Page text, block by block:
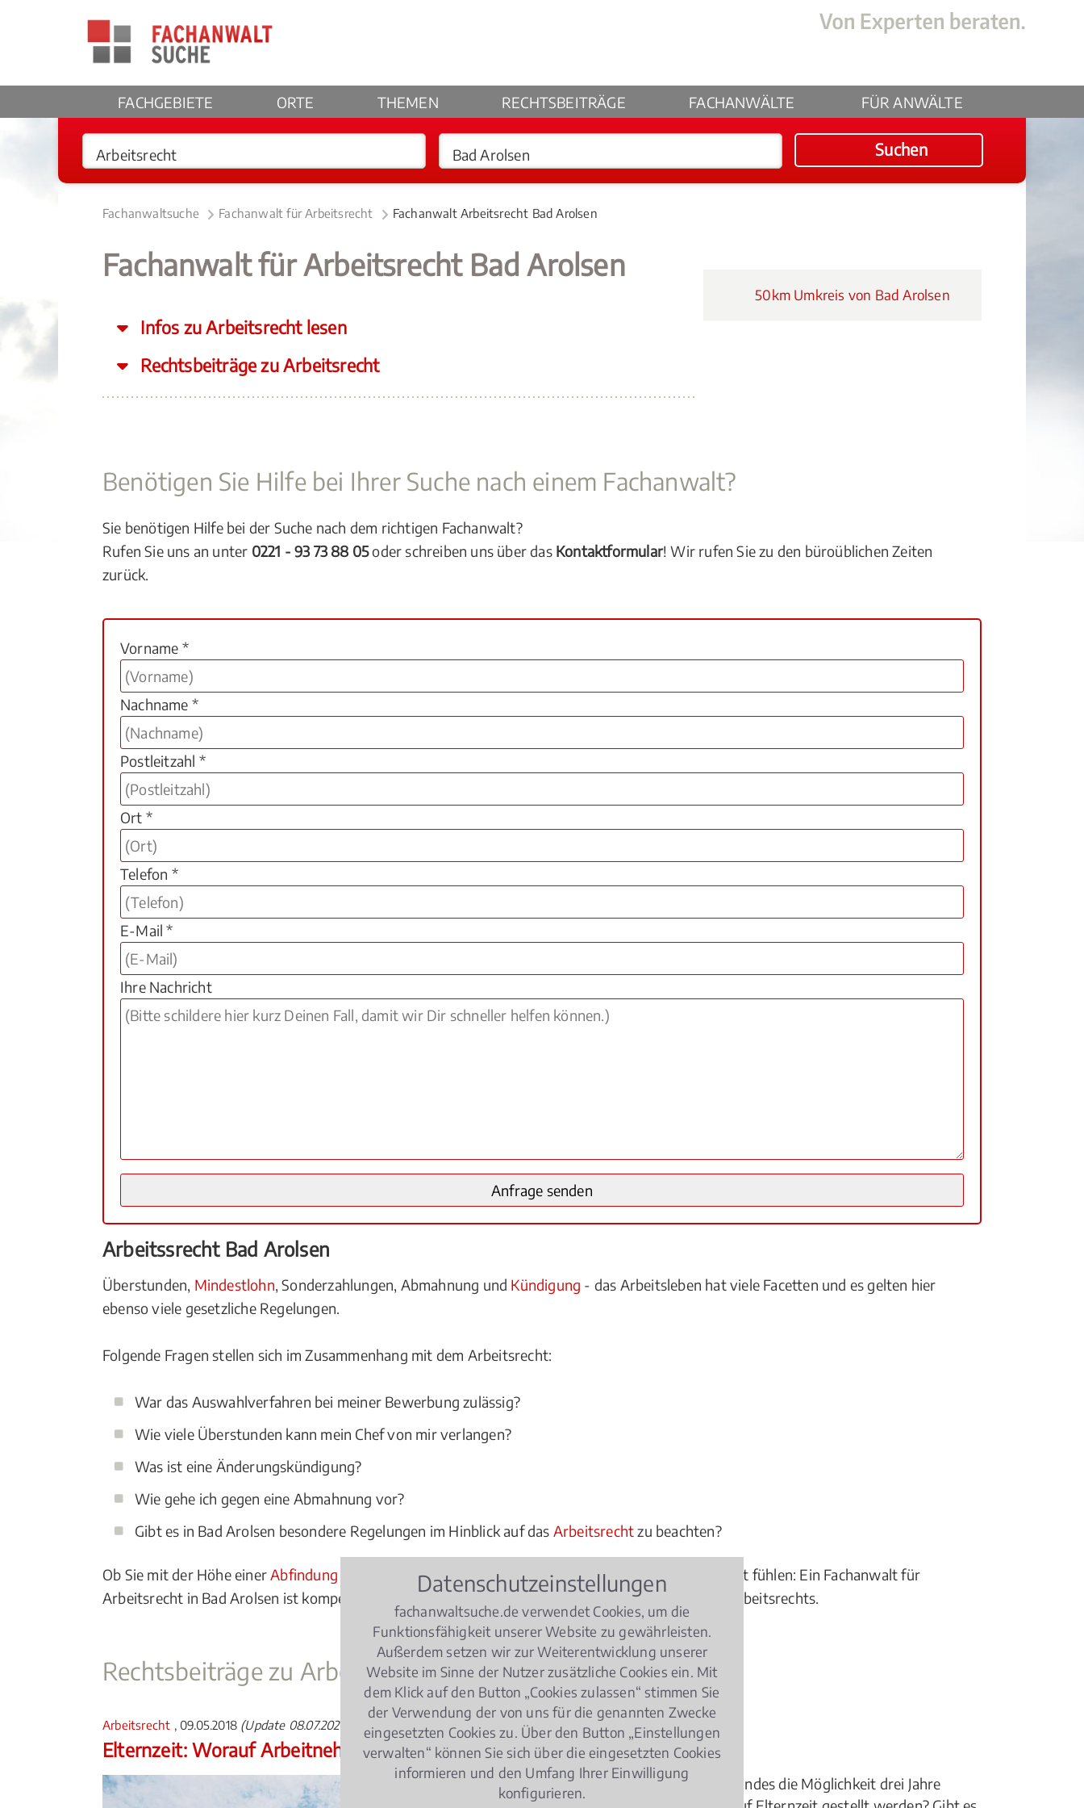
FACHGEBIETE ORTE THEMEN RECHTSBEITRÄGE FACHANWÄLTE FÜR ANWÄLTE
Suchen
Fachanwaltsuche Fachanwalt für Arbeitsrecht Fachanwalt Arbeitsrecht Bad Arolsen
Fachanwalt für Arbeitsrecht Bad Arolsen
Infos zu Arbeitsrecht lesen
Rechtsbeiträge zu Arbeitsrecht
50km Umkreis von Bad Arolsen
Benötigen Sie Hilfe bei Ihrer Suche nach einem Fachanwalt?
Sie benötigen Hilfe bei der Suche nach dem richtigen Fachanwalt?
Rufen Sie uns an unter 0221 - 93 73 88 05oder schreiben uns über das Kontaktformular! Wir rufen Sie zu den büroüblichen Zeiten
zurück.
Vorname *
Nachname *
Postleitzahl *
Ort *
Telefon *
E-Mail *
Ihre Nachricht
Arbeitssrecht Bad Arolsen
Überstunden, Mindestlohn, Sonderzahlungen, Abmahnung und Kündigung - das Arbeitsleben hat viele Facetten und es gelten hier
ebenso viele gesetzliche Regelungen.
Folgende Fragen stellen sich im Zusammenhang mit dem Arbeitsrecht:
War das Auswahlverfahren bei meiner Bewerbung zulässig?
Wie viele Überstunden kann mein Chef von mir verlangen?
Was ist eine Änderungskündigung?
Wie gehe ich gegen eine Abmahnung vor?
Gibt es in Bad Arolsen besondere Regelungen im Hinblick auf das Arbeitsrechtzu beachten?
Ob Sie mit der Höhe einerAbfindung nicht einverstanden sind, oder sich von ihren Kollegen gemobbt fühlen: Ein Fachanwalt für
Arbeitsrecht in Bad Arolsen ist kompetenter Berater und juristischer Experte bei allen Fragen des Arbeitsrechts.
Rechtsbeiträge zu Arbeitsrecht
Arbeitsrecht , 09.05.2018 (Update 08.07.2026)
Elternzeit: Worauf Arbeitnehmer achten müssen!
Eltern haben in Deutschland nach der Geburt ihres Kindes die Möglichkeit drei Jahre
Datenschutzeinstellungen
fachanwaltsuche.de verwendet Cookies, um die
Funktionsfähigkeit unserer Website zu gewährleisten.
Außerdem setzen wir zur Weiterentwicklung unserer
Website im Sinne der Nutzer zusätzliche Cookies ein. Mit
dem Klick auf den Button „Cookies zulassen“ stimmen Sie
der Verwendung der von uns für die genannten Zwecke
eingesetzten Cookies zu. Über den Button „Einstellungen
verwalten“ können Sie sich über die eingesetzten Cookies
informieren und den Umfang Ihrer Einwilligung
konfigurieren.